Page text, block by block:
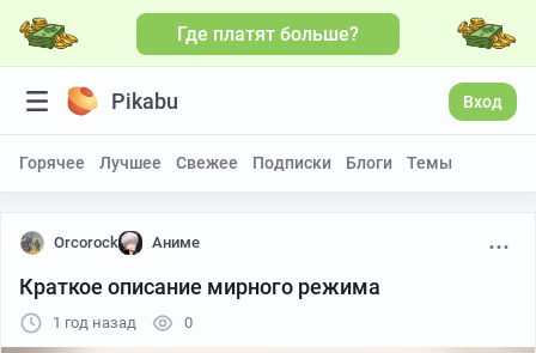
Где платят больше?
Pikabu Вход
Горячее Лучшее Свежее Подписки Блоги Темы
Orcorock Аниме
Краткое описание мирного режима
1 год назад 0